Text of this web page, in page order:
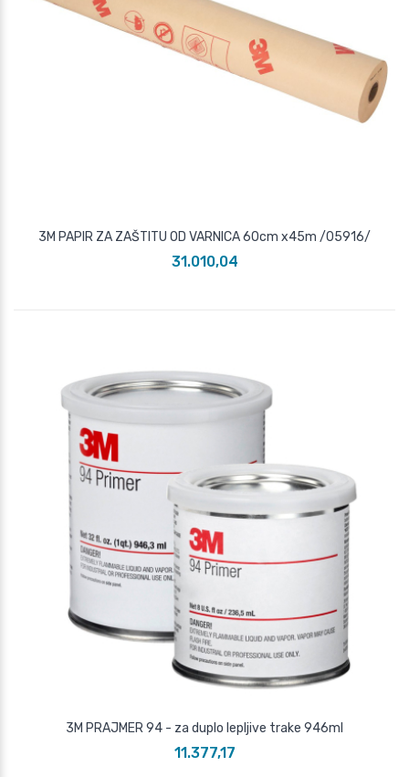
3M PAPIR ZA ZAŠTITU OD VARNICA 60cm x45m /05916/
31.010,04
3M PRAJMER 94 - za duplo lepljive trake 946ml
11.377,17